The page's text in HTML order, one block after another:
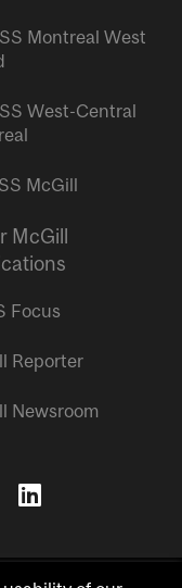
Montreal West
West-Central
McGill
McGill
Focus
Reporter
Newsroom